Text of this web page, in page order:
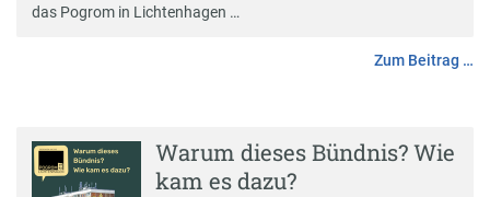
das Pogrom in Lichtenhagen …
Zum Beitrag …
Warum dieses Bündnis? Wie
kam es dazu?